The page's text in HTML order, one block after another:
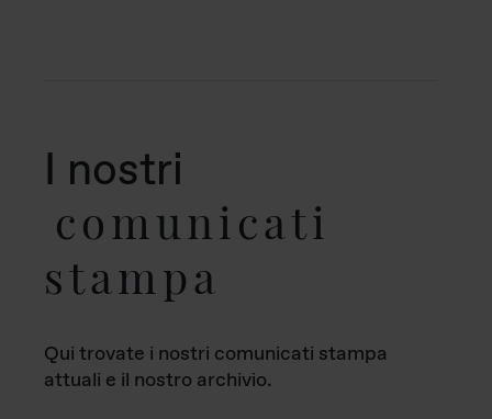
I nostri
comunicati
stampa
Qui trovate i nostri comunicati stampa
attuali e il nostro archivio.